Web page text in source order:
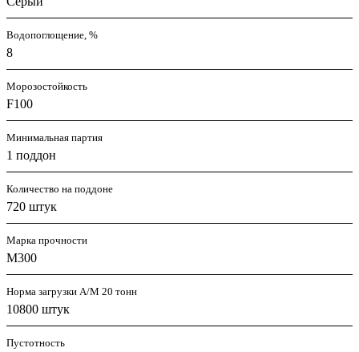
Водопоглощение, %
8
Морозостойкость
F100
Минимальная партия
1 поддон
Количество на поддоне
720 штук
Марка прочности
M300
Норма загрузки А/М 20 тонн
10800 штук
Пустотность